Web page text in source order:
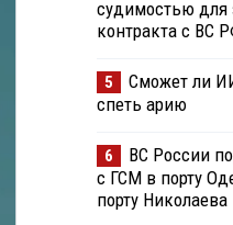
судимостью для
контракта с ВС
5
Сможет ли
спеть арию
6
ВС России
с ГСМ в порту
порту Николаева